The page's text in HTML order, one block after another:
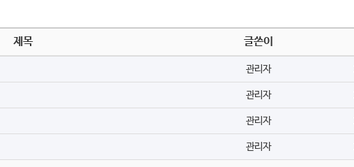
제목 글쓴이
관리자
관리자
관리자
관리자